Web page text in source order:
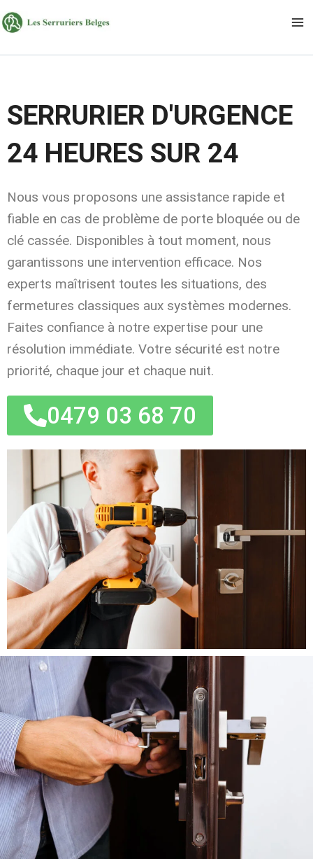
Aller
au
SERRURIER D'URGENCE
24 HEURES SUR 24
Nous vous proposons une assistance rapide et
fiable en cas de problème de porte bloquée ou de
clé cassée. Disponibles à tout moment, nous
garantissons une intervention efficace. Nos
experts maîtrisent toutes les situations, des
fermetures classiques aux systèmes modernes.
Faites confiance à notre expertise pour une
résolution immédiate. Votre sécurité est notre
priorité, chaque jour et chaque nuit.
0479 03 68 70